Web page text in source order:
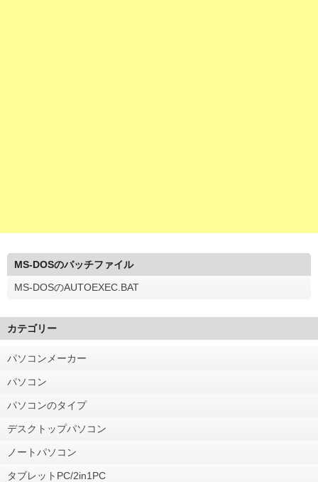
MS-DOSのバッチファイル
MS-DOSのAUTOEXEC.BAT
カテゴリー
パソコンメーカー
パソコン
パソコンのタイプ
デスクトップパソコン
ノートパソコン
タブレットPC/2in1PC